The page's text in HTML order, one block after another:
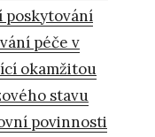
poskytování
péče v
okamžitou
stavu
povinnosti